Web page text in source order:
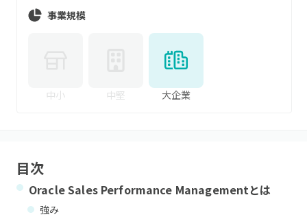
事業規模
中小 中堅 大企業
目次
Oracle Sales Performance Managementとは
強み